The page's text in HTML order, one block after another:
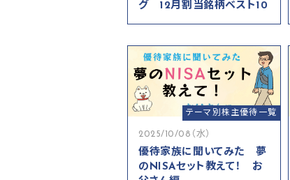
グ 12月割当銘柄ベスト10
テーマ別株主優待一覧
2025/10/08（水）
優待家族に聞いてみた 夢
のNISAセット教えて！ お